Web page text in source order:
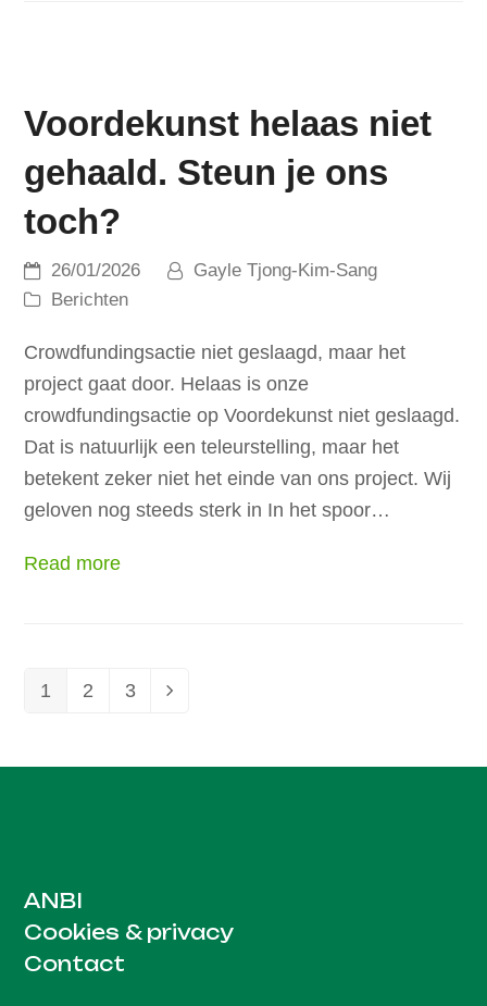
Voordekunst helaas niet
gehaald. Steun je ons
toch?
26/01/2026
Gayle Tjong-Kim-Sang
Berichten
Crowdfundingsactie niet geslaagd, maar het
project gaat door. Helaas is onze
crowdfundingsactie op Voordekunst niet geslaagd.
Dat is natuurlijk een teleurstelling, maar het
betekent zeker niet het einde van ons project. Wij
geloven nog steeds sterk in In het spoor…
Read more
1 2 3
ANBI
Cookies & privacy
Contact